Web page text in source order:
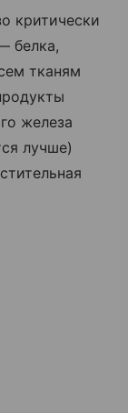
критически
белка,
тканям
железа
лучше)